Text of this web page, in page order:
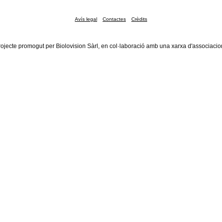
Avís legal Contactes Crèdits
promogut per Biolovision Sàrl, en col·laboració amb una xarxa